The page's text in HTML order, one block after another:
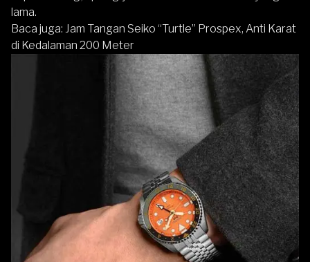
lama.
Baca juga: Jam Tangan Seiko “Turtle” Prospex, Anti Karat
di Kedalaman 200 Meter